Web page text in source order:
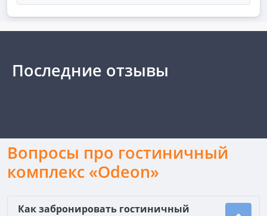
Последние отзывы
Вопросы про гостиничный
комплекс «Odeon»
Как забронировать гостиничный